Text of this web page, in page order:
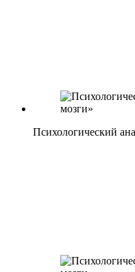
Психологический